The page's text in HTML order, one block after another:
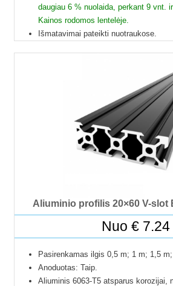
daugiau 6 % nuolaida, perkant 9 vnt.
Kainos rodomos lentelėje.
Išmatavimai pateikti nuotraukose.
profiliai į paštomatus netelpa,
Profilių Ilgis gali būti su 1 mm
Dėl klausimų ir užsakymų kitokių ilgių
Kad matytumėte kainą pasirinkite
Aliuminio profilis 20×60 V-slot
Nuo €7.24
Pasirenkamas ilgis 0,5 m; 1 m; 1,5 m;
Anoduotas: Taip.
Aliuminis 6063-T5 atsparus korozijai,